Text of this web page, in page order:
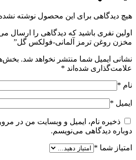
هیچ دیدگاهی برای این محصول نوشته
اولین نفری باشید که دیدگاهی را ارسال
مخزن روغن ترمز آلمانی-فولکس گل”
نشانی ایمیل شما منتشر نخواهد شد.
علامت‌گذاری شده‌اند *
نام *
ایمیل *
ذخیره نام، ایمیل و وبسایت من در
دوباره دیدگاهی می‌نویسم.
امتیاز شما *